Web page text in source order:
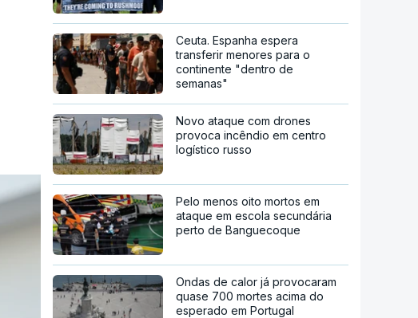
Ceuta. Espanha espera
transferir menores para o
continente "dentro de
semanas"
Novo ataque com drones
provoca incêndio em centro
logístico russo
Pelo menos oito mortos em
ataque em escola secundária
perto de Banguecoque
Ondas de calor já provocaram
quase 700 mortes acima do
esperado em Portugal